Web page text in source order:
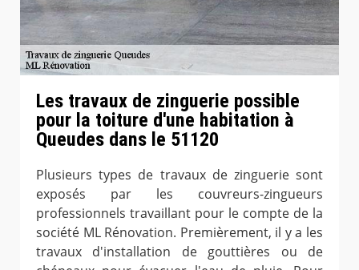
Les travaux de zinguerie possible
pour la toiture d'une habitation à
Queudes dans le 51120
Plusieurs types de travaux de zinguerie sont
exposés par les couvreurs-zingueurs
professionnels travaillant pour le compte de la
société ML Rénovation. Premièrement, il y a les
travaux d'installation de gouttières ou de